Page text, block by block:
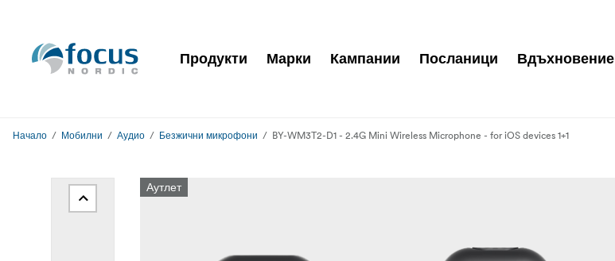
Продукти Марки Кампании Посланици Вдъхновение
Начало Мобилни Аудио Безжични микрофони BY-WM3T2-D1 - 2.4G Mini Wireless Microphone - for iOS devices 1+1
Аутлет